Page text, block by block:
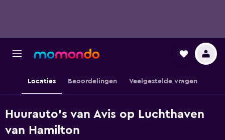
Locaties Beoordelingen Veelgestelde vragen
Huurauto's van Avis op Luchthaven
van Hamilton